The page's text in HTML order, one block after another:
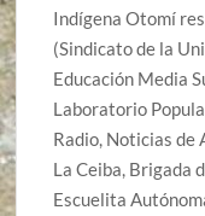
Indígena Otomí
(Sindicato de la
Educación Media
Laboratorio
Radio, Noticias de
La Ceiba, Brigada
Escuelita